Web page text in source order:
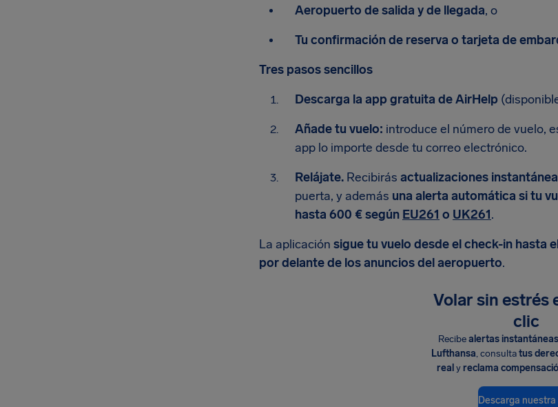
Aeropuerto de salida y de llegada, o
Tu confirmación de reserva o tarjeta de
Tres pasos sencillos
Descarga la app gratuita de AirHelp
Añade tu vuelo: introduce el número de vuelo,
app lo importe desde tu correo electrónico.
Relájate. Recibirás actualizaciones
puerta, y además una alerta automática si tu
hasta 600 € según EU261 o UK261.
La aplicación sigue tu vuelo desde el check-in hasta
por delante de los anuncios del aeropuerto.
Volar sin estrés
clic
Recibealertas
Lufthansa, consultatus
real yreclama
Descarga nuestra